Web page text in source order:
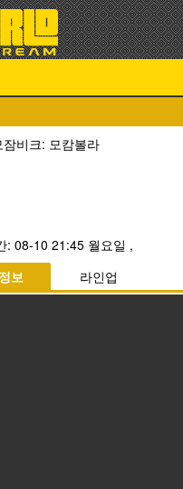
잠비크: 모캄볼라
:08-10 21:45 월요일 ,
보
라인업